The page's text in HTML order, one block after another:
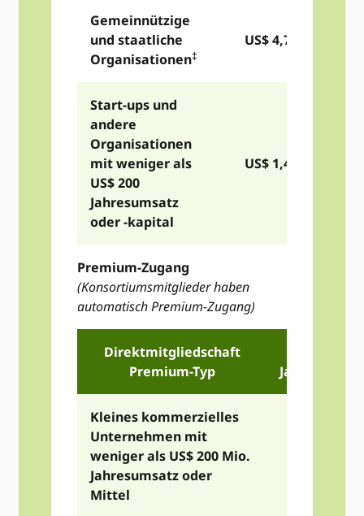
Gemeinnützige
und staatliche
Organisationen‡
US$ 4,775
Start-ups und
andere
Organisationen
mit weniger als
US$ 200
Jahresumsatz
oder -kapital
US$ 1,490
Premium-Zugang
(Konsortiumsmitglieder haben
automatisch Premium-Zugang)
Direktmitgliedschaft
Premium-Typ
Kleines kommerzielles
Unternehmen mit
weniger als US$ 200 Mio.
Jahresumsatz oder
Mittel